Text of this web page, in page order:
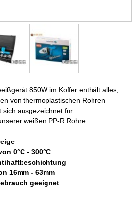
850W im Koffer enthält alles,
von thermoplastischen Rohren
sich ausgezeichnet für
weißen PP-R Rohre.
0°C - 300°C
16mm - 63mm
geeignet